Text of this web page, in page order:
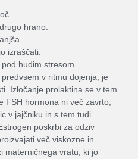
hrano.
izraščati.
hudim stresom.
v ritmu dojenja, je
Izločanje prolaktina se v tem
FSH hormona ni več zavrto,
v jajčniku in s tem tudi
poskrbi za odziv
več viskozne in
materničnega vratu, ki jo